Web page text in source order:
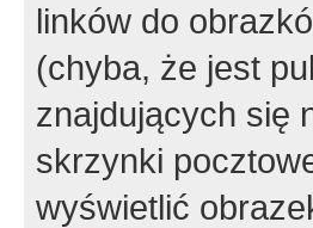
linków do
(chyba, że jest
znajdujących się
skrzynki
wyświetlić